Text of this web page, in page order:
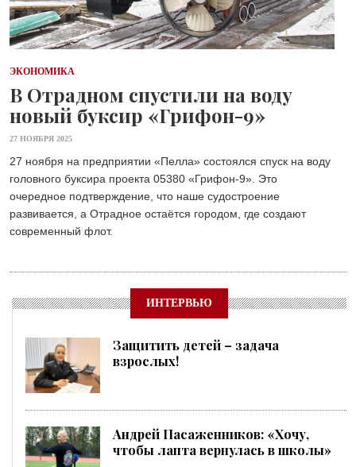
ЭКОНОМИКА
В Отрадном спустили на воду
новый буксир «Грифон-9»
27 НОЯБРЯ 2025
27 ноября на предприятии «Пелла» состоялся спуск на воду
головного буксира проекта 05380 «Грифон-9». Это
очередное подтверждение, что наше судостроение
развивается, а Отрадное остаётся городом, где создают
современный флот.
ИНТЕРВЬЮ
Защитить детей – задача
взрослых!
Андрей Пасаженников: «Хочу,
чтобы лапта вернулась в школы»